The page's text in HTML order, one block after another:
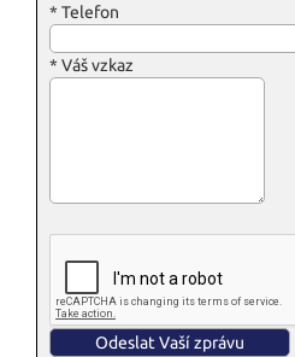
* Telefon
* Váš vzkaz